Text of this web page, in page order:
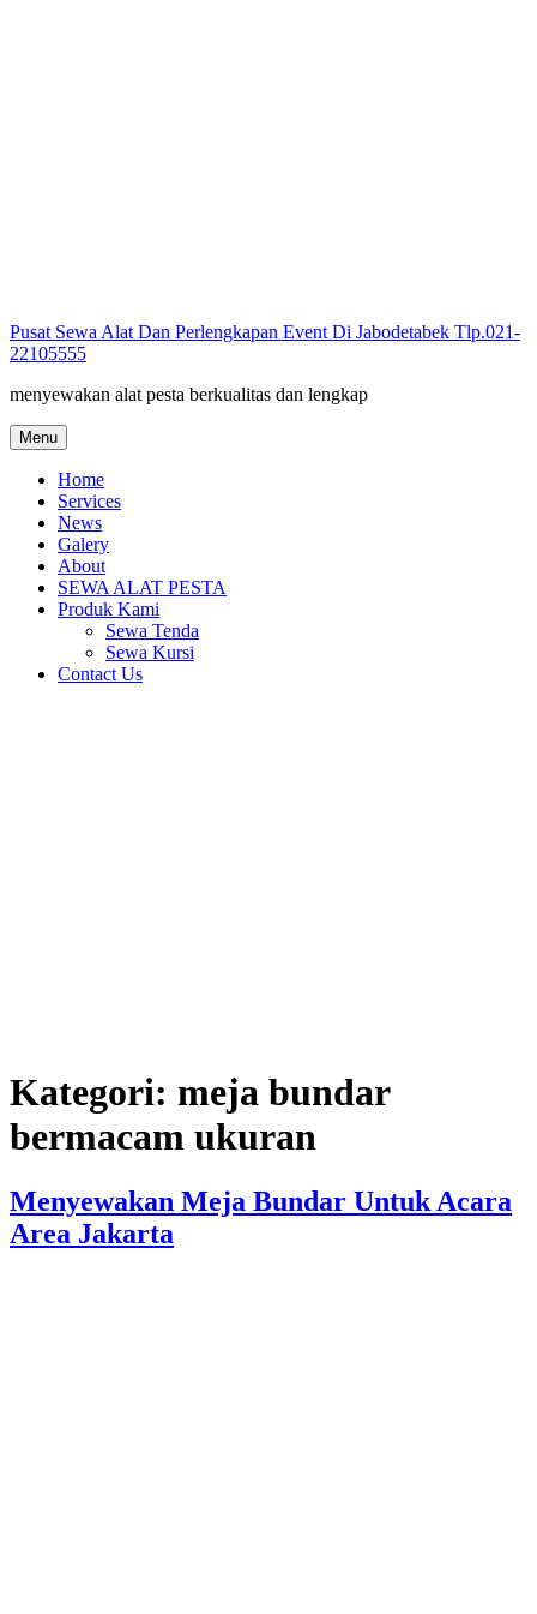
Pusat Sewa Alat Dan Perlengkapan Event Di Jabodetabek Tlp.021-
22105555
menyewakan alat pesta berkualitas dan lengkap
Menu
Home
Services
News
Galery
About
SEWA ALAT PESTA
Produk Kami
Sewa Tenda
Sewa Kursi
Contact Us
Kategori: meja bundar
bermacam ukuran
Menyewakan Meja Bundar Untuk Acara
Area Jakarta